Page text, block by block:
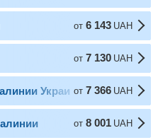
от 6 143 UAH
от 7 130 UAH
Украины
от 7 366 UAH
от 8 001 UAH